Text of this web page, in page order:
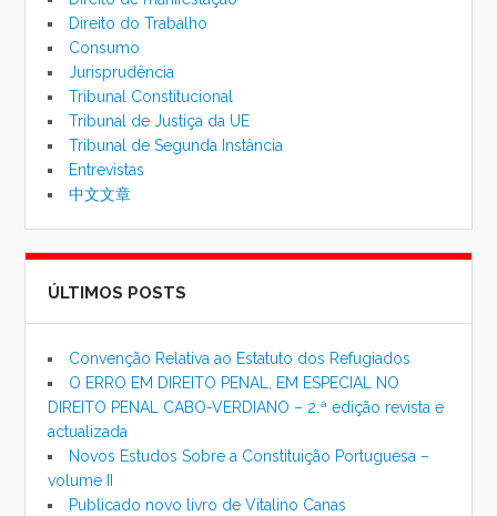
Direito do Trabalho
Consumo
Jurisprudência
Tribunal Constitucional
Tribunal de Justiça da UE
Tribunal de Segunda Instância
Entrevistas
中文文章
ÚLTIMOS POSTS
Convenção Relativa ao Estatuto dos Refugiados
O ERRO EM DIREITO PENAL, EM ESPECIAL NO
DIREITO PENAL CABO-VERDIANO – 2.ª edição revista e
actualizada
Novos Estudos Sobre a Constituição Portuguesa –
volume II
Publicado novo livro de Vitalino Canas